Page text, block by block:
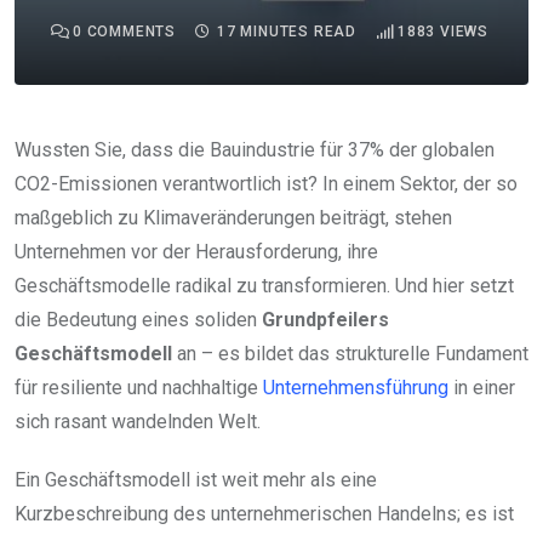
0 COMMENTS 17 MINUTES READ 1883 VIEWS
Wussten Sie, dass die Bauindustrie für 37% der globalen
CO2-Emissionen verantwortlich ist? In einem Sektor, der so
maßgeblich zu Klimaveränderungen beiträgt, stehen
Unternehmen vor der Herausforderung, ihre
Geschäftsmodelle radikal zu transformieren. Und hier setzt
die Bedeutung eines soliden Grundpfeilers
Geschäftsmodell
an – es bildet das strukturelle Fundament
für resiliente und nachhaltige Unternehmensführung in einer
sich rasant wandelnden Welt.
Ein Geschäftsmodell ist weit mehr als eine
Kurzbeschreibung des unternehmerischen Handelns; es ist